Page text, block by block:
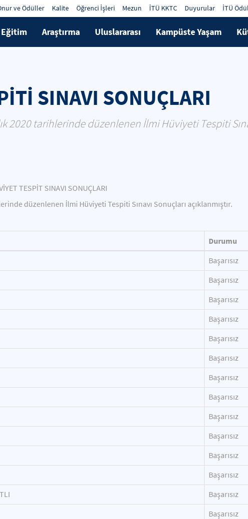
ve Ödüller Kalite Öğrenci İşleri Mezun İTÜ KKTC Duyurular İTÜ
Eğitim Araştırma Uluslararası Kampüste Yaşam
SINAVI SONUÇLARI
2020 tarihlerinde düzenlenen İlmi Hüviyeti Tespiti
TESPİT SINAVI SONUÇLARI
düzenlenen İlmi Hüviyeti Tespiti Sınavı Sonuçları açıklanmıştır.
Durumu
Başarısız
Başarısız
Başarısız
Başarısız
Başarısız
Başarısız
Başarısız
Başarısız
Başarısız
Başarısız
Başarısız
Başarısız
Başarısız
Başarısız